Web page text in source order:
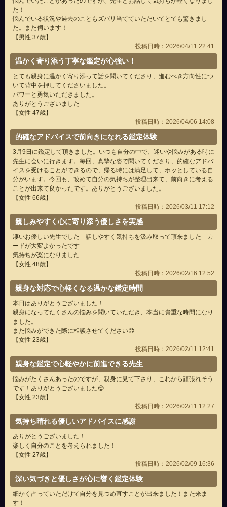
た！
悩んでいる状況や過去のこともズバリ当てていただいてとても驚きまし
た。また伺います！
【男性 37歳】
投稿日時：2026/04/11 22:41
温かく寄り添う丁寧な鑑定が心強い！
とても親身に温かく寄り添って話を聞いてくださり、進むべき方向性につ
いて背中を押してくださいました。
パワーと勇気いただきました。
ありがとうございました
【女性 47歳】
投稿日時：2026/04/06 14:08
的確なアドバイスで前向きになれる鑑定体験
3月9日に鑑定して頂きました。いつも自分の中で、迷いや悩みがある時に
先生に会いに行きます。毎回、真摯な姿で聞いてくださり、的確なアドバ
イスを受けることができるので、帰る時には満足して、ホッとしている自
分がいます。今回も、改めて自分の気持ちが整理出来て、前向きに考える
ことが出来て良かったです。ありがとうございました。
【女性 66歳】
投稿日時：2026/03/11 17:12
親しみやすく心に寄り添う優しさを実感
凄いお優しい先生でした 話しやすく気持ちを汲み取って頂来ました カ
ードが大変よかったです
気持ちが楽になりました
【女性 48歳】
投稿日時：2026/02/16 12:52
親身な対応で心軽くなる温かな鑑定時間
本日はありがとうございました！
親身になってたくさんの悩みを聞いていただき、本当に貴重な時間になり
ました。
また悩みができた際に相談させてください😊
【女性 23歳】
投稿日時：2026/02/11 12:41
親身な鑑定で心軽やかに前進できる先生
悩みがたくさんあったのですが、親身に見て下さり、これから頑張れそう
です！ありがとうございました😊
【女性 23歳】
投稿日時：2026/02/11 12:27
気持ち晴れる優しいアドバイスに感謝
ありがとうございました！
楽しく自分のことを考えられました！
【女性 27歳】
投稿日時：2026/02/09 16:36
深い気づきと優しさが心に響く鑑定体験
細かく占っていただけて自分を見つめ直すことが出来ました！また来ま
す！